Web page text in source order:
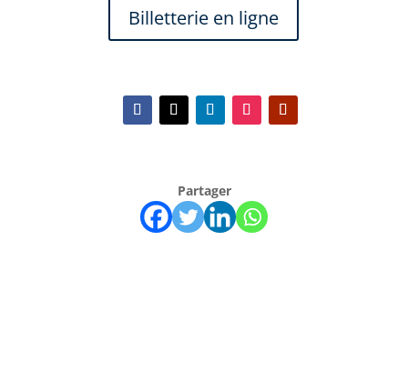
Billetterie en ligne
Partager